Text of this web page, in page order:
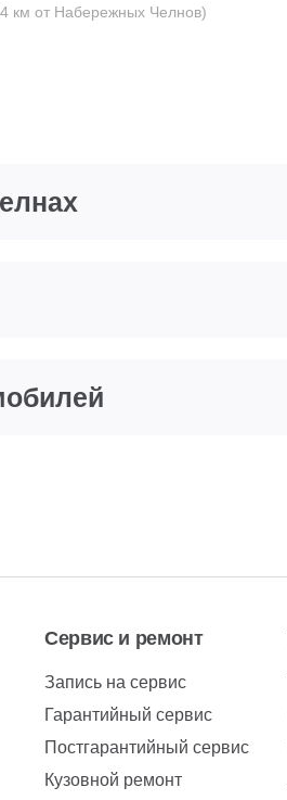
км от Набережных Челнов)
Сервис и ремонт
Запись на сервис
Гарантийный сервис
Постгарантийный сервис
Кузовной ремонт